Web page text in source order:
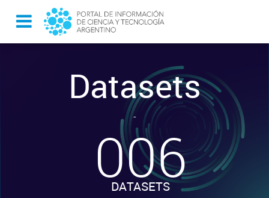
Datasets
-
006
DATASETS